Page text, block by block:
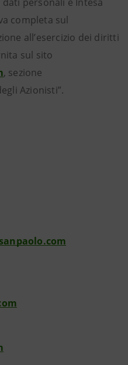
completa sul
all’esercizio dei diritti
sul sito
, sezione
Azionisti”.